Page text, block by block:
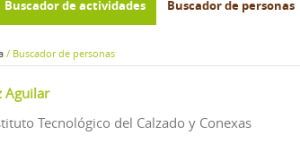
Buscador de actividades Buscador de personas
/ Buscador de personas
Aguilar
Tecnológico del Calzado y Conexas